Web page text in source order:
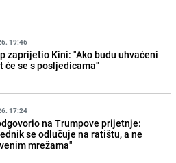
19:46
zaprijetio Kini: "Ako budu uhvaćeni
će se s posljedicama"
17:24
na Trumpove prijetnje:
se odlučuje na ratištu, a ne
mrežama"